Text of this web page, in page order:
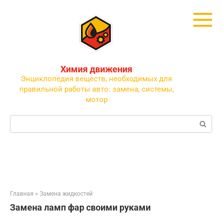
Химия движения
Энциклопедия веществ, необходимых для
правильной работы авто: замена, системы,
мотор
Поиск:
Главная » Замена жидкостей
Замена ламп фар своими руками